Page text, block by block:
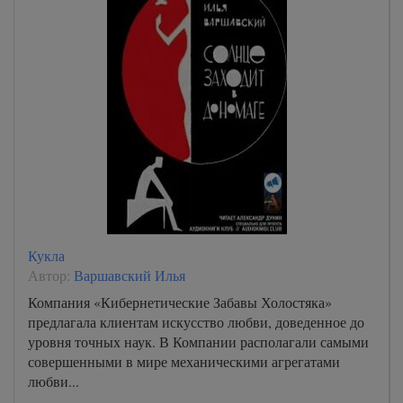
Кукла
Автор: Варшавский Илья
Компания «Кибернетические Забавы Холостяка»
предлагала клиентам искусство любви, доведенное до
уровня точных наук. В Компании располагали самыми
совершенными в мире механическими агрегатами
любви...